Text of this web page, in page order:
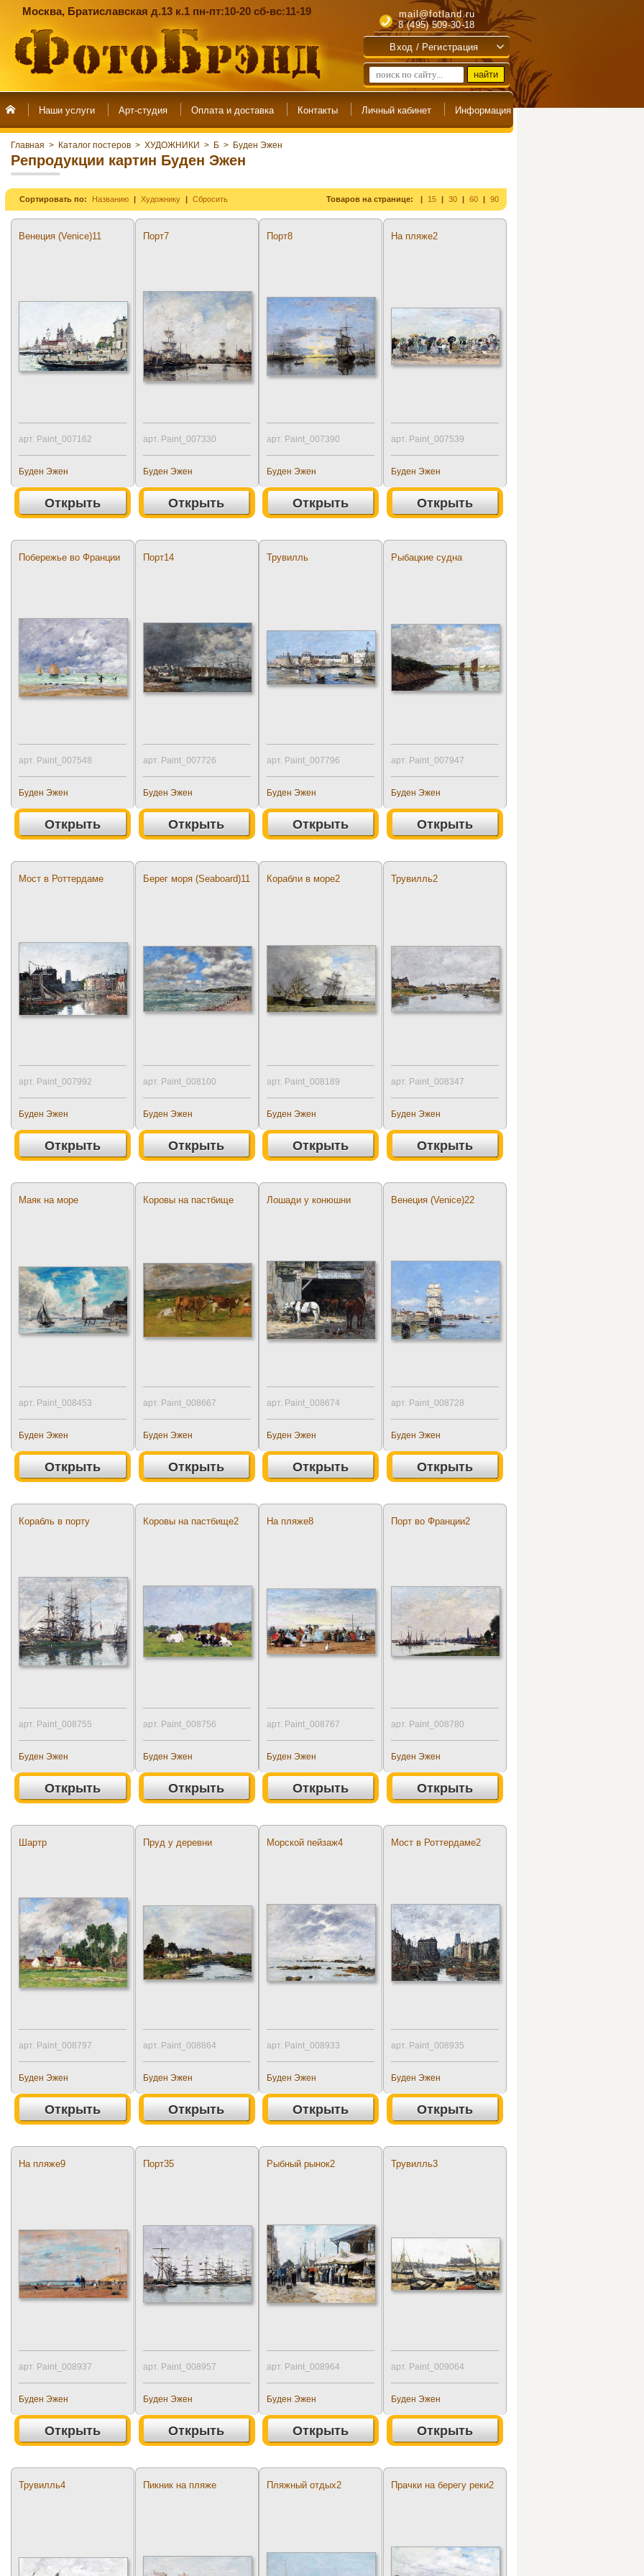
Москва, Братиславская д.13 к.1 пн-пт:10-20 сб-вс:11-19
mail@fotland.ru
8 (495) 509-30-18
Вход / Регистрация
Наши услуги Арт-студия
Главная > Каталог постеров > ХУДОЖНИКИ > Б > Буден Эжен
Репродукции картин Буден Эжен
Сортировать по: Названию Художнику Сбросить Товаров на странице: 15 30 60 90
Венеция (Venice)11
арт. Paint_007162
Буден Эжен
Открыть
Порт7
арт. Paint_007330
Буден Эжен
Открыть
Порт8
арт. Paint_007390
Буден Эжен
Открыть
На пляже2
арт. Paint_007539
Буден Эжен
Открыть
Побережье во Франции
арт. Paint_007548
Буден Эжен
Открыть
Порт14
арт. Paint_007726
Буден Эжен
Открыть
Трувилль
арт. Paint_007796
Буден Эжен
Открыть
Рыбацкие судна
арт. Paint_007947
Буден Эжен
Открыть
Мост в Роттердаме
арт. Paint_007992
Буден Эжен
Открыть
Берег моря (Seaboard)11
арт. Paint_008100
Буден Эжен
Открыть
Корабли в море2
арт. Paint_008189
Буден Эжен
Открыть
Трувилль2
арт. Paint_008347
Буден Эжен
Открыть
Маяк на море
арт. Paint_008453
Буден Эжен
Открыть
Коровы на пастбище
арт. Paint_008667
Буден Эжен
Открыть
Лошади у конюшни
арт. Paint_008674
Буден Эжен
Открыть
Венеция (Venice)22
арт. Paint_008728
Буден Эжен
Открыть
Корабль в порту
арт. Paint_008755
Буден Эжен
Открыть
Коровы на пастбище2
арт. Paint_008756
Буден Эжен
Открыть
На пляже8
арт. Paint_008767
Буден Эжен
Открыть
Порт во Франции2
арт. Paint_008780
Буден Эжен
Открыть
Шартр
арт. Paint_008797
Буден Эжен
Открыть
Пруд у деревни
арт. Paint_008864
Буден Эжен
Открыть
Морской пейзаж4
арт. Paint_008933
Буден Эжен
Открыть
Мост в Роттердаме2
арт. Paint_008935
Буден Эжен
Открыть
На пляже9
арт. Paint_008937
Буден Эжен
Открыть
Порт35
арт. Paint_008957
Буден Эжен
Открыть
Рыбный рынок2
арт. Paint_008964
Буден Эжен
Открыть
Трувилль3
арт. Paint_009064
Буден Эжен
Открыть
Трувилль4 Пикник на пляже Пляжный отдых2 Прачки на берегу реки2